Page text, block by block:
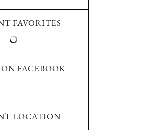
FAVORITES
FACEBOOK
LOCATION